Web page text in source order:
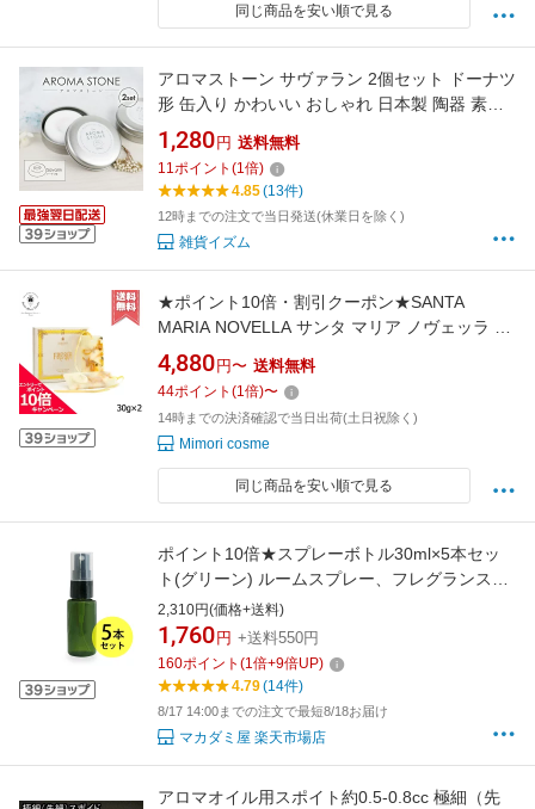
同じ商品を安い順で見る
アロマストーン サヴァラン 2個セット ドーナツ
形 缶入り かわいい おしゃれ 日本製 陶器 素焼
き ホワイト アロマディフューザー 直径約
50mm x 高さ約8mm シンプル アロマ ストーン
プレート 石 プレゼント 精油 受け皿 エッセンシ
ャルオイル 皿 車にも 国産
1,280 円 送料無料
11ポイント (1倍)
4.85(13件)
12時までの注文で当日発送(休業日を除く)
雑貨イズム
★ポイント10倍・割引クーポン★SANTA
MARIA NOVELLA サンタ マリア ノヴェッラ タ
ボレッタ フリージア 2枚入り【送料無料】
4,880 円〜 送料無料
44ポイント (1倍)〜
14時までの決済確認で当日出荷(土日祝除く)
Mimori cosme
同じ商品を安い順で見る
ポイント10倍★スプレーボトル30ml×5本セッ
ト(グリーン) ルームスプレー、フレグランスス
プレー等幅広く使用でき持ち運びに便利。(プラ
スチック容器/プラスチック製-PET/空ボトル/ア
ロマスプレー)
2,310円(価格+送料)
1,760 円 +送料550円
160ポイント (1倍+9倍UP)
4.79(14件)
8/17 14:00までの注文で最短8/18お届け
マカダミ屋 楽天市場店
アロマオイル用スポイト約0.5-0.8cc 極細（先